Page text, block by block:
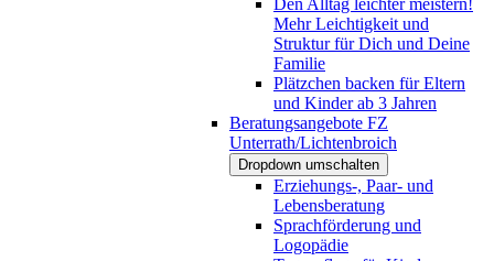
Mehr Leichtigkeit und
Struktur für Dich und Deine
Familie
Plätzchen backen für Eltern
und Kinder ab 3 Jahren
Beratungsangebote FZ
Unterrath/Lichtenbroich
Dropdown umschalten
Erziehungs-, Paar- und
Lebensberatung
Sprachförderung und
Logopädie